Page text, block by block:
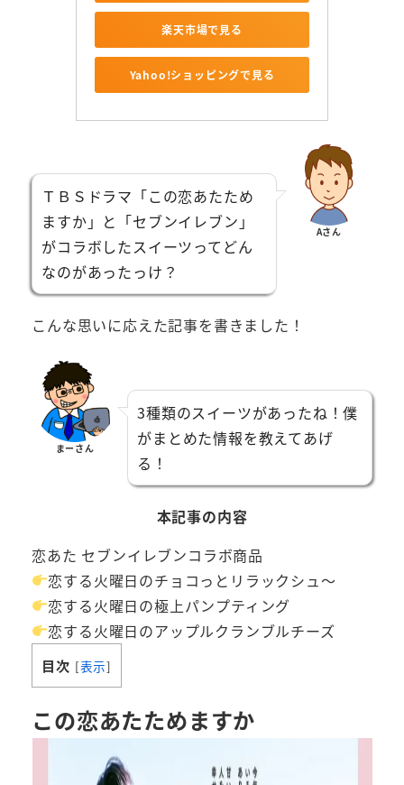
楽天市場で見る
Yahoo!ショッピングで見る
ＴＢＳドラマ「この恋あたため
ますか」と「セブンイレブン」
がコラボしたスイーツってどん
なのがあったっけ？
Aさん
こんな思いに応えた記事を書きました！
まーさん
3種類のスイーツがあったね！僕
がまとめた情報を教えてあげ
る！
本記事の内容
恋あた セブンイレブンコラボ商品
恋する火曜日のチョコっとリラックシュ～
恋する火曜日の極上パンプティング
恋する火曜日のアップルクランブルチーズ
目次 [表示]
この恋あたためますか